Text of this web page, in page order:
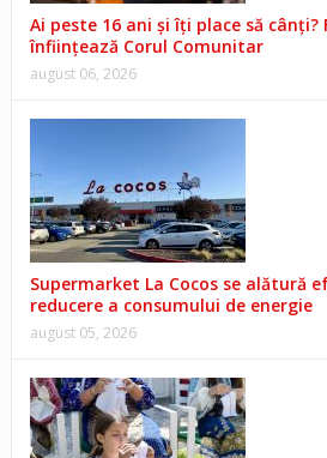
Ai peste 16 ani și îți place să
înființează Corul Comunitar
august 06, 2026
Supermarket La Cocos se alătură
reducere a consumului de energie
august 05, 2026